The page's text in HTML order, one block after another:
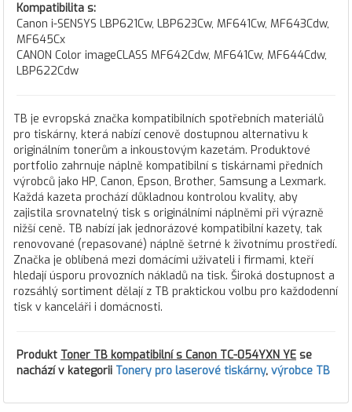
Kompatibilita s:
Canon i-SENSYS LBP621Cw, LBP623Cw, MF641Cw, MF643Cdw,
MF645Cx
CANON Color imageCLASS MF642Cdw, MF641Cw, MF644Cdw,
LBP622Cdw
TB je evropská značka kompatibilních spotřebních materiálů
pro tiskárny, která nabízí cenově dostupnou alternativu k
originálním tonerům a inkoustovým kazetám. Produktové
portfolio zahrnuje náplně kompatibilní s tiskárnami předních
výrobců jako HP, Canon, Epson, Brother, Samsung a Lexmark.
Každá kazeta prochází důkladnou kontrolou kvality, aby
zajistila srovnatelný tisk s originálními náplněmi při výrazně
nižší ceně. TB nabízí jak jednorázové kompatibilní kazety, tak
renovované (repasované) náplně šetrné k životnímu prostředí.
Značka je oblíbená mezi domácími uživateli i firmami, kteří
hledají úsporu provozních nákladů na tisk. Široká dostupnost a
rozsáhlý sortiment dělají z TB praktickou volbu pro každodenní
tisk v kanceláři i domácnosti.
Produkt Toner TB kompatibilní s Canon TC-054YXN YE se
nachází v kategorii Tonery pro laserové tiskárny, výrobce TB